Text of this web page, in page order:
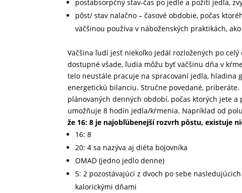
postabsorpčný stav-čas po jedle a požití jedla,
pôst/ stav nalačno – časové obdobie, počas
väčšinou používa v náboženských praktikách,
Väčšina ľudí jesť niekoľko jedál rozložených po
dostupné všade, ľudia môžu byť väčšinu dňa v
telo neustále pracuje na spracovaní jedla, hladina
energetickú bilanciu. Stručne povedané,
plánovaných denných období, počas ktorých jete
umožňuje 8 hodín jedla/kŕmenia. Napríklad od
že 16: 8 je najobľúbenejší rozvrh pôstu, existuje
16: 8
20: 4 sa nazýva aj diéta bojovníka
OMAD (jedno jedlo denne)
5: 2 pozostávajúci z dvoch po sebe
kalorickými dňami